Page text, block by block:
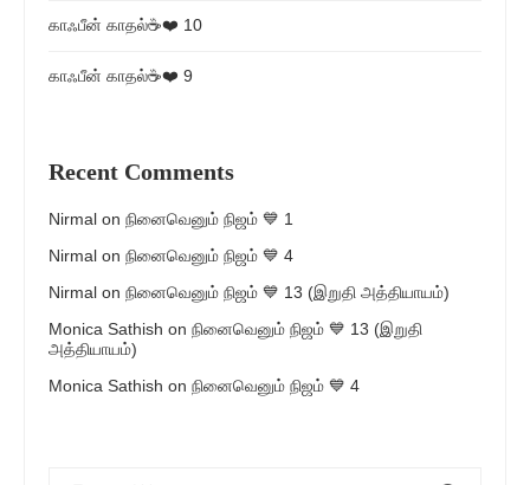
காஃபீன் காதல்☕❤️ 10
காஃபீன் காதல்☕❤️ 9
Recent Comments
Nirmal on நினைவெனும் நிஜம் 💙 1
Nirmal on நினைவெனும் நிஜம் 💙 4
Nirmal on நினைவெனும் நிஜம் 💙 13 (இறுதி அத்தியாயம்)
Monica Sathish on நினைவெனும் நிஜம் 💙 13 (இறுதி
அத்தியாயம்)
Monica Sathish on நினைவெனும் நிஜம் 💙 4